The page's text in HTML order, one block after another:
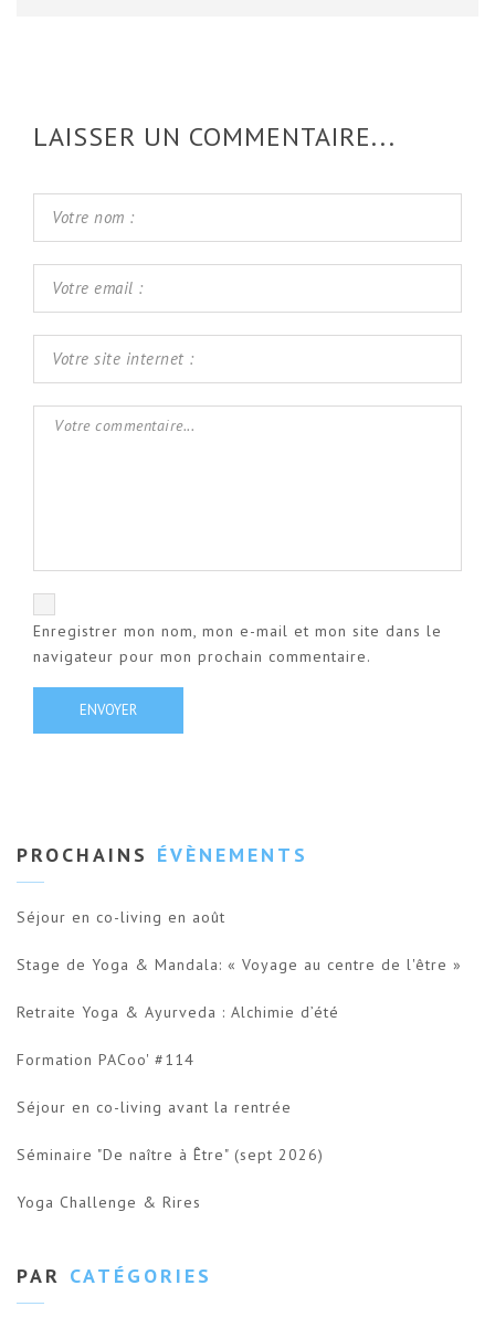
LAISSER UN COMMENTAIRE...
Enregistrer mon nom, mon e-mail et mon site dans le
navigateur pour mon prochain commentaire.
PROCHAINS ÉVÈNEMENTS
Séjour en co-living en août
Stage de Yoga & Mandala: « Voyage au centre de l'être »
Retraite Yoga & Ayurveda : Alchimie d’été
Formation PACoo' #114
Séjour en co-living avant la rentrée
Séminaire "De naître à Être" (sept 2026)
Yoga Challenge & Rires
PAR CATÉGORIES